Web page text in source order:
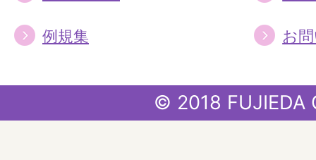
例規集 お
© 2018 FUJIEDA